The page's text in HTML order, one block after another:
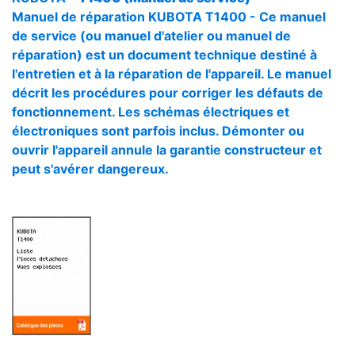
Manuel de réparation KUBOTA T1400 - Ce manuel
de service (ou manuel d'atelier ou manuel de
réparation) est un document technique destiné à
l'entretien et à la réparation de l'appareil. Le manuel
décrit les procédures pour corriger les défauts de
fonctionnement. Les schémas électriques et
électroniques sont parfois inclus. Démonter ou
ouvrir l'appareil annule la garantie constructeur et
peut s'avérer dangereux.